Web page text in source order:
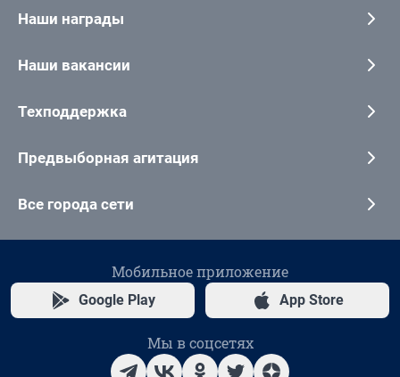
Наши награды
Наши вакансии
Техподдержка
Предвыборная агитация
Все города сети
Мобильное приложение
Google Play App Store
Мы в соцсетях